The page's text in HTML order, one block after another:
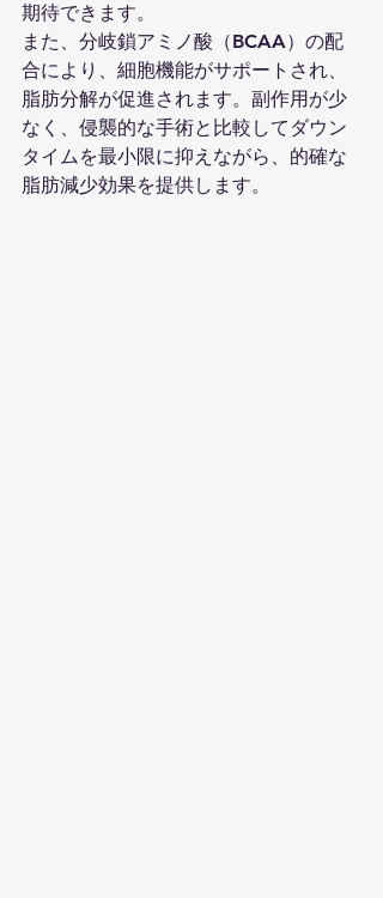
期待できます。
また、分岐鎖アミノ酸（BCAA）の配
合により、細胞機能がサポートされ、
脂肪分解が促進されます。副作用が少
なく、侵襲的な手術と比較してダウン
タイムを最小限に抑えながら、的確な
脂肪減少効果を提供します。